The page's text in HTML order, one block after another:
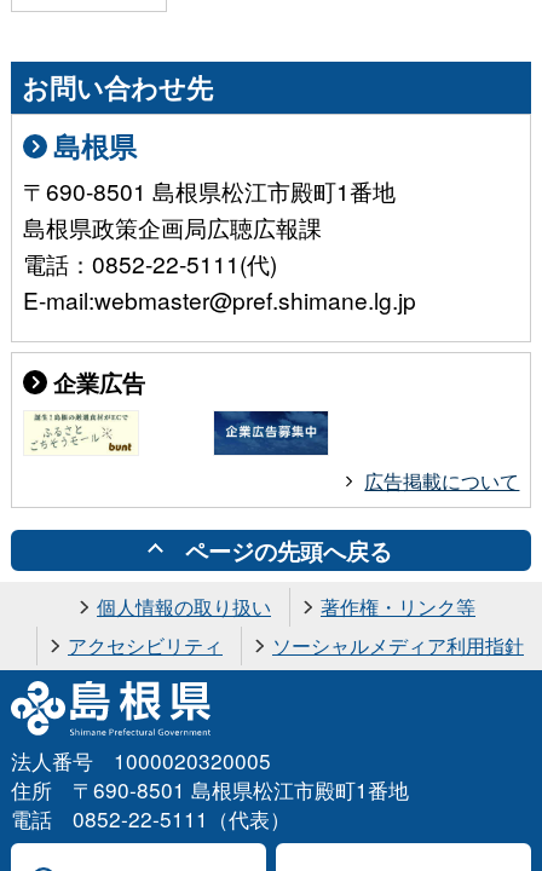
お問い合わせ先
島根県
〒690-8501 島根県松江市殿町1番地
島根県政策企画局広聴広報課
電話：0852-22-5111(代)
E-mail:webmaster@pref.shimane.lg.jp
企業広告
広告掲載について
ページの先頭へ戻る
個人情報の取り扱い
著作権・リンク等
アクセシビリティ
ソーシャルメディア利用指針
法人番号 1000020320005
住所 〒690-8501 島根県松江市殿町1番地
電話 0852-22-5111（代表）